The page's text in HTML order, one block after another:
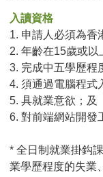
入讀資格
1. 申請人必須為香
2. 年齡在15歲或以
3. 完成中五學歷程
4. 須通過電腦程式
5. 具就業意欲；及
6. 對前端網站開發
* 全日制就業掛鈎
業學歷程度的失業